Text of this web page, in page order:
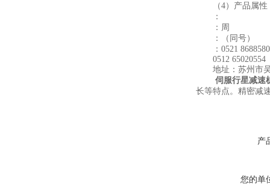
（4）产品属性：
：
：周
：（同号）
：0521
0512 65020554
地址：苏州市吴
伺服行星减速
长等特点。精密减
产
您的单